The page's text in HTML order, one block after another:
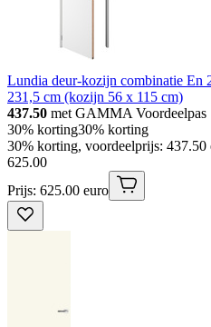
Lundia deur-kozijn combinatie En
231,5 cm (kozijn 56 x 115 cm)
437.50 met GAMMA Voordeelpas
30% korting30% korting
30% korting, voordeelprijs:
625.00
Prijs: 625.00 euro